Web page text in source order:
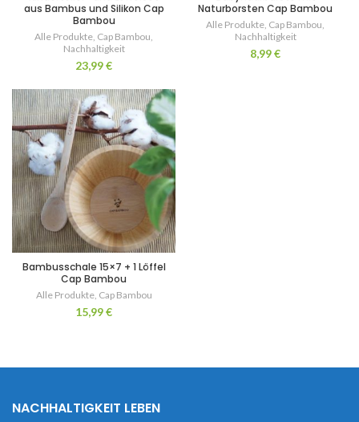
aus Bambus und Silikon Cap
Bambou
Alle Produkte, Cap Bambou,
Nachhaltigkeit
23,99€
Naturborsten Cap Bambou
Alle Produkte, Cap Bambou,
Nachhaltigkeit
8,99€
Bambusschale 15×7 + 1 Löffel
Cap Bambou
Alle Produkte, Cap Bambou
15,99€
NACHHALTIGKEIT LEBEN